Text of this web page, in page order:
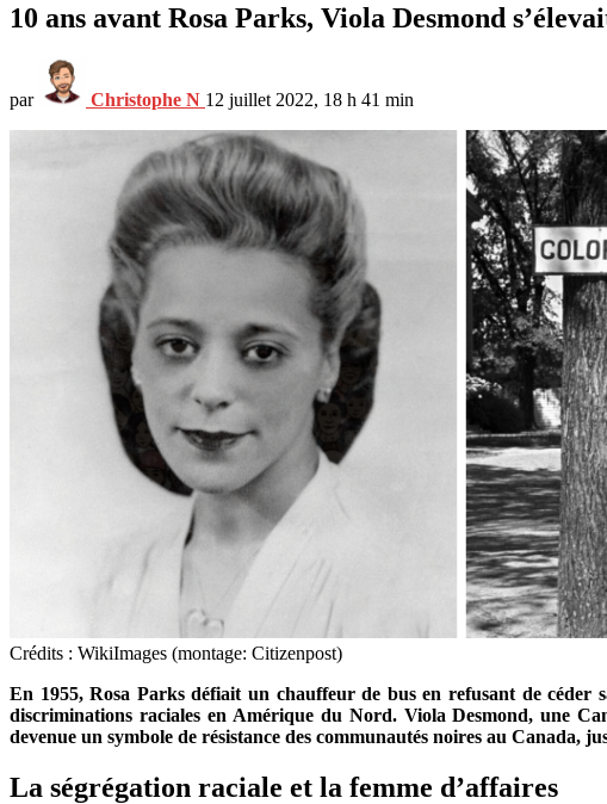
10 ans avant Rosa Parks, Viola Desmond
par Christophe N 12 juillet 2022, 18 h 41 min
Crédits : WikiImages (montage: Citizenpost)
En 1955, Rosa Parks défiait un chauffeur de bus en refusant de céder
discriminations raciales en Amérique du Nord. Viola Desmond, une
devenue un symbole de résistance des communautés noires au Canada,
La ségrégation raciale et la femme d’affaires